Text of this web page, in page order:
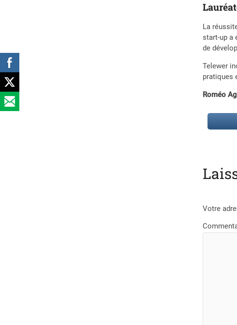
La
start-up a
de
Telewer
pratiques
Roméo
Votre